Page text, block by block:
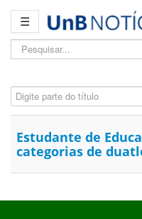
☰
Pesquisar...
Digite parte do título
Estudante de
categorias de